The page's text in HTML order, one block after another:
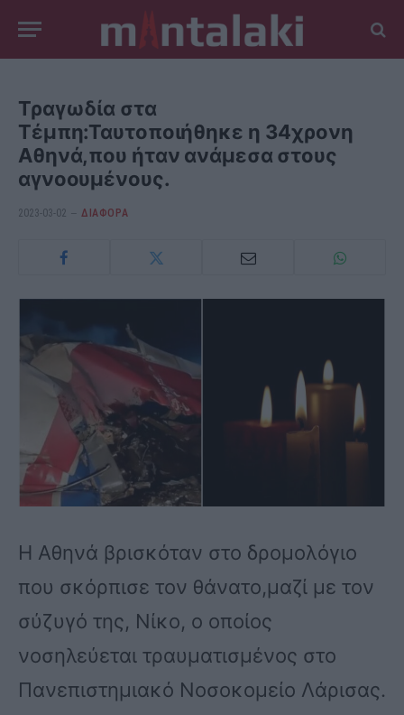
Τραγωδία στα
Τέμπη:Ταυτοποιήθηκε η 34χρονη
Αθηνά,που ήταν ανάμεσα στους
αγνοουμένους.
2023-03-02 ΔΙΆΦΟΡΑ
Η Αθηνά βρισκόταν στο δρομολόγιο
που σκόρπισε τον θάνατο,μαζί με τον
σύζυγό της, Νίκο, ο οποίος
νοσηλεύεται τραυματισμένος στο
Πανεπιστημιακό Νοσοκομείο Λάρισας.